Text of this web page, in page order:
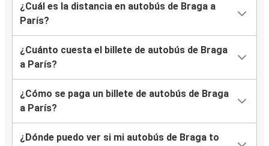
¿Cuál es la distancia en autobús de Braga a
París?
¿Cuánto cuesta el billete de autobús de Braga
a París?
¿Cómo se paga un billete de autobús de Braga
a París?
¿Dónde puedo ver si mi autobús de Braga to